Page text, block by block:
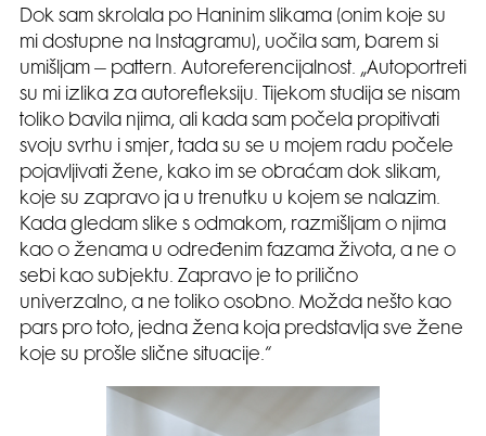
Dok sam skrolala po Haninim slikama (onim koje su
mi dostupne na Instagramu), uočila sam, barem si
umišljam – pattern. Autoreferencijalnost. „Autoportreti
su mi izlika za autorefleksiju. Tijekom studija se nisam
toliko bavila njima, ali kada sam počela propitivati
svoju svrhu i smjer, tada su se u mojem radu počele
pojavljivati žene, kako im se obraćam dok slikam,
koje su zapravo ja u trenutku u kojem se nalazim.
Kada gledam slike s odmakom, razmišljam o njima
kao o ženama u određenim fazama života, a ne o
sebi kao subjektu. Zapravo je to prilično
univerzalno, a ne toliko osobno. Možda nešto kao
pars pro toto, jedna žena koja predstavlja sve žene
koje su prošle slične situacije.“